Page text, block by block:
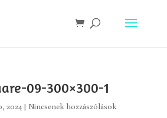
09-300×300-1
2024| Nincsenek hozzászólások